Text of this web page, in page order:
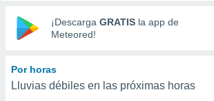
y
forma
digital
basada
¡Descarga GRATIS la app de
Meteored!
Por horas
Lluvias débiles en las próximas horas